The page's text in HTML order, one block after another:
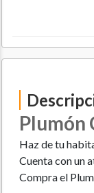
Plumón
Haz de tu
Cuenta con un
Compra el